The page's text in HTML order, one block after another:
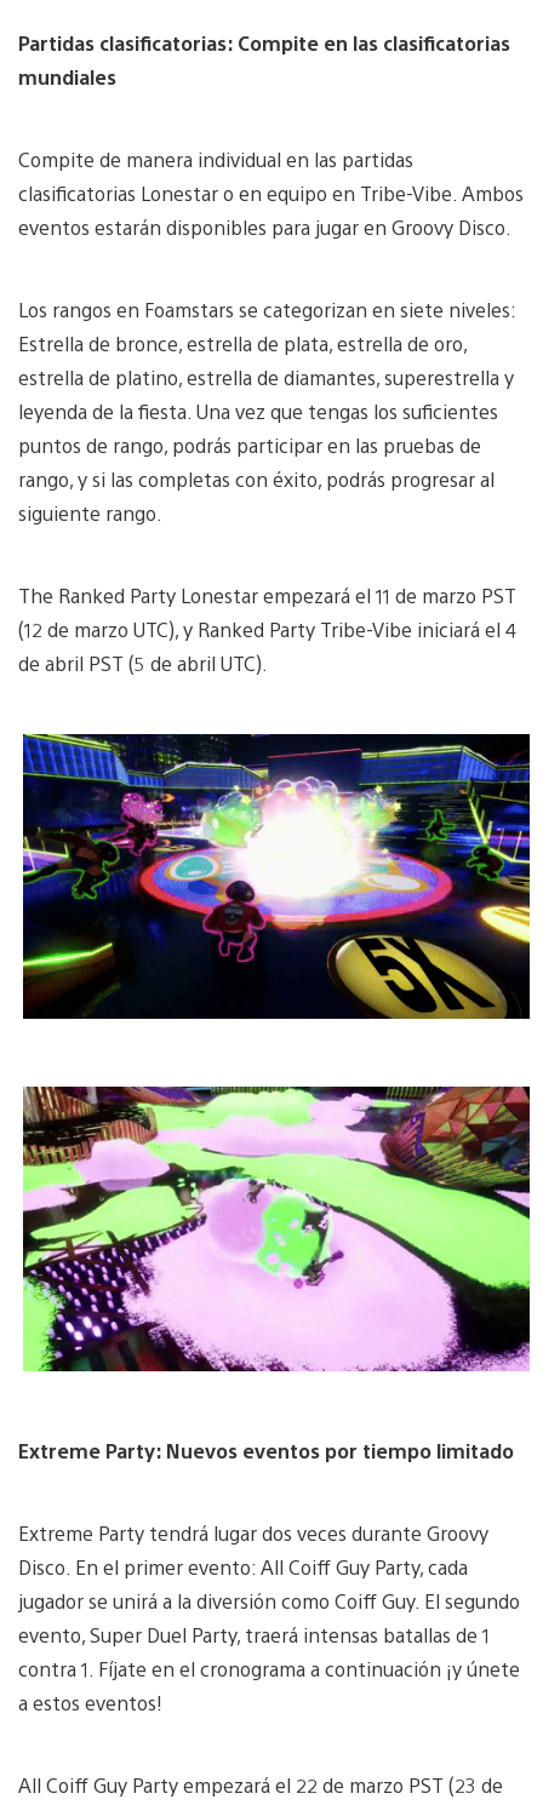
Partidas clasificatorias: Compite en las clasificatorias
mundiales
Compite de manera individual en las partidas
clasificatorias Lonestar o en equipo en Tribe-Vibe. Ambos
eventos estarán disponibles para jugar en Groovy Disco.
Los rangos en Foamstars se categorizan en siete niveles:
Estrella de bronce, estrella de plata, estrella de oro,
estrella de platino, estrella de diamantes, superestrella y
leyenda de la fiesta. Una vez que tengas los suficientes
puntos de rango, podrás participar en las pruebas de
rango, y si las completas con éxito, podrás progresar al
siguiente rango.
The Ranked Party Lonestar empezará el 11 de marzo PST
(12 de marzo UTC), y Ranked Party Tribe-Vibe iniciará el 4
de abril PST (5 de abril UTC).
Extreme Party: Nuevos eventos por tiempo limitado
Extreme Party tendrá lugar dos veces durante Groovy
Disco. En el primer evento: All Coiff Guy Party, cada
jugador se unirá a la diversión como Coiff Guy. El segundo
evento, Super Duel Party, traerá intensas batallas de 1
contra 1. Fíjate en el cronograma a continuación ¡y únete
a estos eventos!
All Coiff Guy Party empezará el 22 de marzo PST (23 de